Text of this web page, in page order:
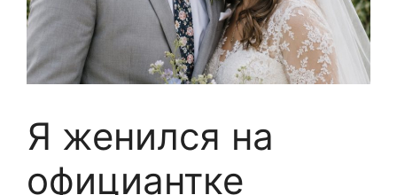
Я женился на
официантке